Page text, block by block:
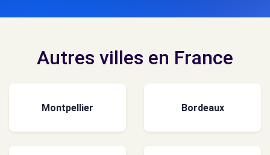
Autres villes en France
Montpellier Bordeaux